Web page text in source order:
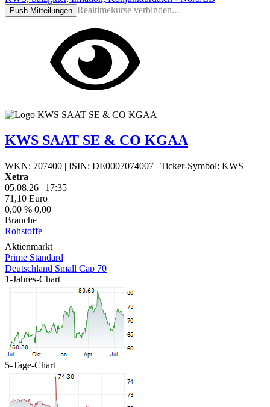
Push Mitteilungen Realtimekurse verbinden...
KWS SAAT SE & CO KGAA
WKN: 707400 | ISIN: DE0007074007 | Ticker-Symbol: KWS
Xetra
05.08.26 | 17:35
71,10 Euro
0,00 % 0,00
Branche
Rohstoffe
Aktienmarkt
Prime Standard
Deutschland Small Cap 70
1-Jahres-Chart
5-Tage-Chart